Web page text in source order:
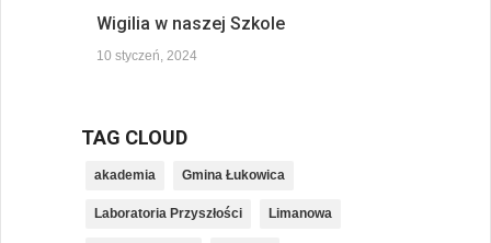
Wigilia w naszej Szkole
10 styczeń, 2024
TAG CLOUD
akademia Gmina Łukowica
Laboratoria Przyszłości Limanowa